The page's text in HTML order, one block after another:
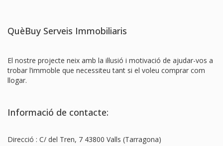
QuèBuy Serveis Immobiliaris
El nostre projecte neix amb la il·lusió i motivació de ajudar-vos a
trobar l’immoble que necessiteu tant si el voleu comprar com
llogar.
Informació de contacte:
Direcció : C/ del Tren, 7 43800 Valls (Tarragona)